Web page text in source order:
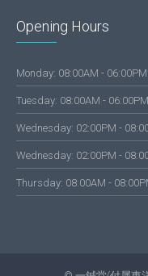
Opening Hours
Monday: 08:00AM - 06:00PM
Tuesday: 08:00AM - 06:00PM
Wednesday: 02:00PM -
Wednesday: 02:00PM -
Thursday: 08:00AM -